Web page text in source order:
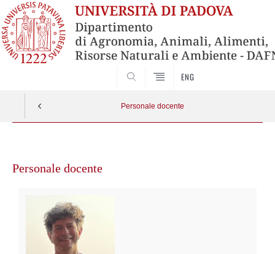
ENG
Personale docente
contenuto
Personale docente